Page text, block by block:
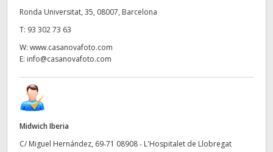
Ronda Universitat, 35, 08007, Barcelona
T: 93 302 73 63
W: www.casanovafoto.com
E: info@casanovafoto.com
Midwich Iberia
C/ Miguel Hernández, 69‑71 08908 ‑ L'Hospitalet de Llobregat